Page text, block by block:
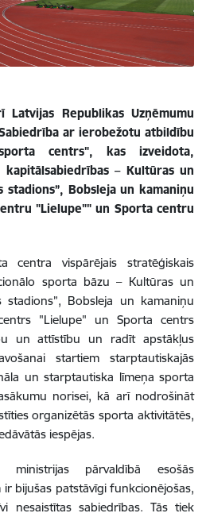
Latvijas Republikas Uzņēmumu
ar ierobežotu atbildību
centrs", kas izveidota,
– Kultūras un
stadions”, Bobsleja un kamaniņu
"Lielupe"" un Sporta centru
centra vispārējais stratēģiskais
sporta bāzu – Kultūras un
stadions”, Bobsleja un kamaniņu
"Lielupe" un Sporta centrs
un attīstību un radīt apstākļus
startiem starptautiskajās
un starptautiska līmeņa sporta
norisei, kā arī nodrošināt
organizētās sporta aktivitātēs,
iespējas.
pārvaldībā esošās
bijušas patstāvīgi funkcionējošas,
nesaistītas sabiedrības. Tās tiek